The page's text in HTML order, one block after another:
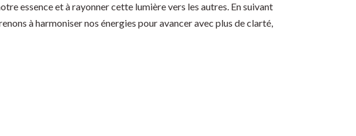
essence et à rayonner cette lumière vers les autres. En suivant
à harmoniser nos énergies pour avancer avec plus de clarté,